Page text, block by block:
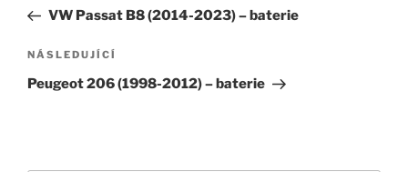
příspěvek
příspěvek
VW Passat B8 (2014-2023) – baterie
Následující
příspěvek
NÁSLEDUJÍCÍ
Peugeot 206 (1998-2012) – baterie